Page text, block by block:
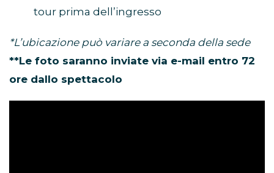
tour prima dell’ingresso
*L’ubicazione può variare a seconda della sede
**Le foto saranno inviate via e-mail entro 72
ore dallo spettacolo